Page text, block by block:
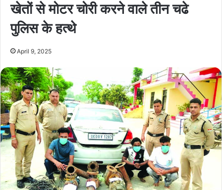
खेतों से मोटर चोरी करने वाले तीन चढे
पुलिस के हत्थे
April 9, 2025